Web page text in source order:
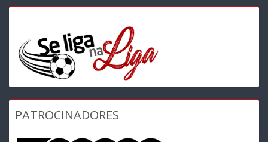
PATROCINADORES